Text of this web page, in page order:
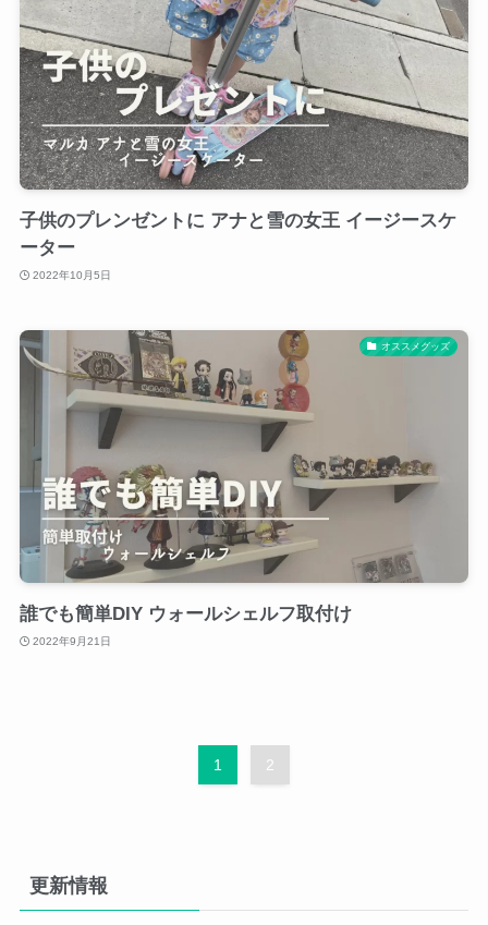
子供のプレンゼントに アナと雪の女王 イージースケ
ーター
2022年10月5日
オススメグッズ
誰でも簡単DIY ウォールシェルフ取付け
2022年9月21日
1 2
更新情報